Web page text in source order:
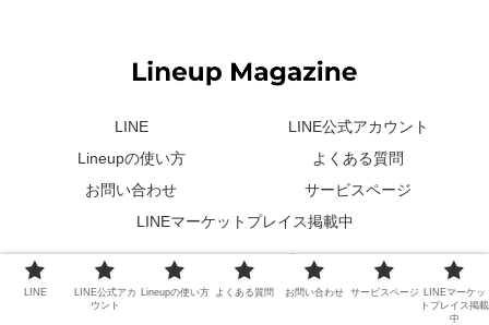
LINE
LINE公式アカウント
Lineupの使い方
よくある質問
お問い合わせ
サービスページ
LINEマーケットプレイス掲載中
© 2022 Lineupマガジン.
LINE
LINE公式アカ
ウント
Lineupの使い方 よくある質問 お問い合わせ サービスページ LINEマーケッ
トプレイス掲載
中